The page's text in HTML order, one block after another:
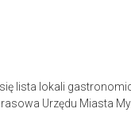
lista lokali
Urzędu Miasta